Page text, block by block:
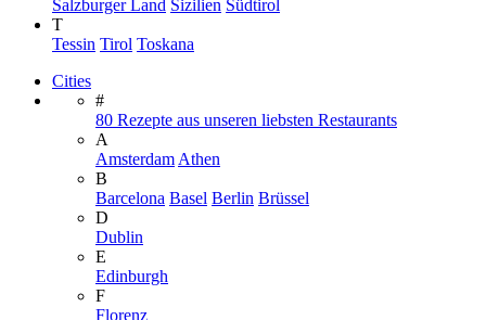
Salzburger Land Sizilien Südtirol
T
Tessin Tirol Toskana
Cities
#
80 Rezepte aus unseren liebsten Restaurants
A
Amsterdam Athen
B
Barcelona Basel Berlin Brüssel
D
Dublin
E
Edinburgh
F
Florenz